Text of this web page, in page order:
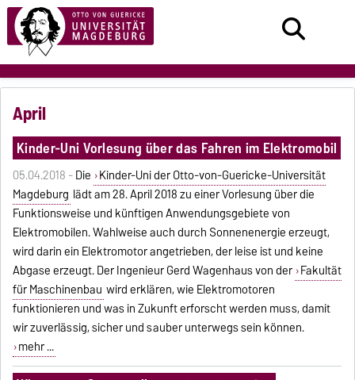
April
Kinder-Uni Vorlesung über das Fahren im Elektromobil
05.04.2018 -Die Kinder-Uni der Otto-von-Guericke-Universität
Magdeburg lädt am 28. April 2018 zu einer Vorlesung über die
Funktionsweise und künftigen Anwendungsgebiete von
Elektromobilen. Wahlweise auch durch Sonnenenergie erzeugt,
wird darin ein Elektromotor angetrieben, der leise ist und keine
Abgase erzeugt. Der Ingenieur Gerd Wagenhaus von der Fakultät
für Maschinenbau wird erklären, wie Elektromotoren
funktionieren und was in Zukunft erforscht werden muss, damit
wir zuverlässig, sicher und sauber unterwegs sein können.
mehr ...